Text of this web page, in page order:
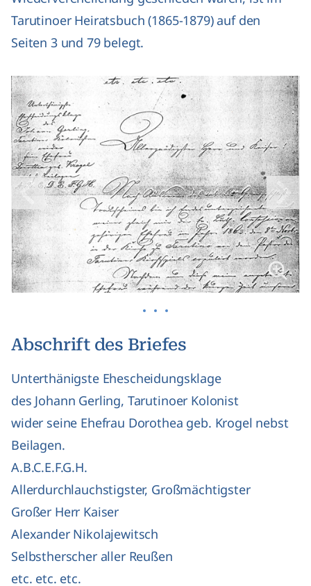
Tarutinoer Heiratsbuch (1865-1879) auf den
Seiten 3 und 79 belegt.
Voriges Bild
Abschrift des Briefes
Unterthänigste Ehescheidungsklage
des Johann Gerling, Tarutinoer Kolonist
wider seine Ehefrau Dorothea geb. Krogel nebst
Beilagen.
A.B.C.E.F.G.H.
Allerdurchlauchstigster, Großmächtigster
Großer Herr Kaiser
Alexander Nikolajewitsch
Selbstherscher aller Reußen
etc. etc. etc.